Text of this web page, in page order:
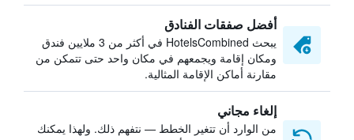
أفضل صفقات الفنادق
يبحث HotelsCombined في أكثر من 3 ملايين فندق
ومكان إقامة ويجمعهم في مكان واحد حتى تتمكن من
مقارنة أماكن الإقامة المثالية.
إلغاء مجاني
من الوارد أن تتغير الخطط — نتفهم ذلك. ولهذا يمكنك